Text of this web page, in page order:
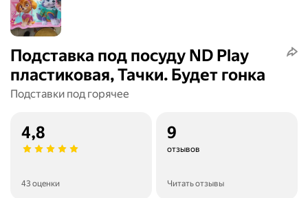
Подставка под посуду ND Play
пластиковая, Тачки. Будет гонка
Подставки под горячее
4,8
43 оценки
9
отзывов
Читать отзывы